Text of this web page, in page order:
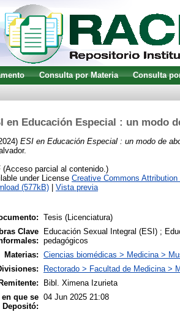
Consulta por Materia Consulta
en Educación Especial : un modo
ESI en Educación Especial : un modo de
(Acceso parcial al contenido.)
under License Creative Commons Attribution
(577kB)
Vista previa
Tesis (Licenciatura)
Clave
Educación Sexual Integral (ESI) ;
pedagógicos
Materias: Ciencias biomédicas > Medicina >
Rectorado > Facultad de Medicina >
Bibl. Ximena Izurieta
en que se
Depositó:
04 Jun 2025 21:08